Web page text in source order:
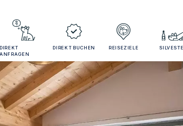
DIREKT
ANFRAGEN
DIREKT BUCHEN REISEZIELE